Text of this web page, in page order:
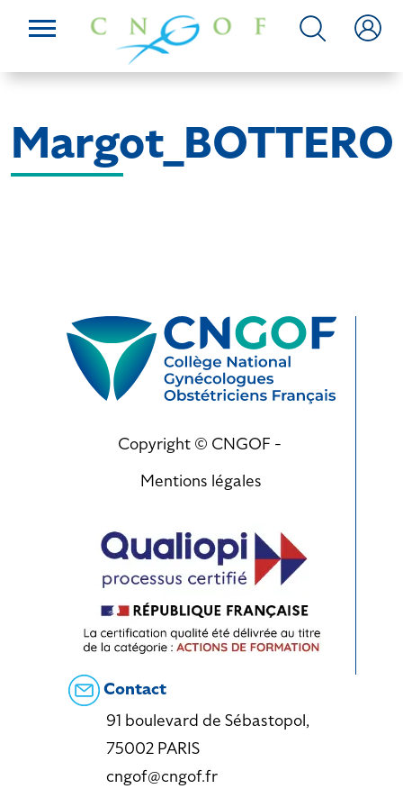
Margot_BOTTERO
Copyright © CNGOF -
Mentions légales
Contact
91 boulevard de Sébastopol,
75002 PARIS
cngof@cngof.fr